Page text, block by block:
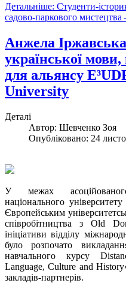
Детальніше: Студенти-
садово-паркового
Анжела
української мови,
для альянсу
University
Деталі
Автор: Шевченко Зоя
Опубліковано: 24
У межах
національного
Європейським
співробітництва з Old
ініціативи відділу
було розпочато
навчального курсу
Language, Culture and
закладів-партнерів.